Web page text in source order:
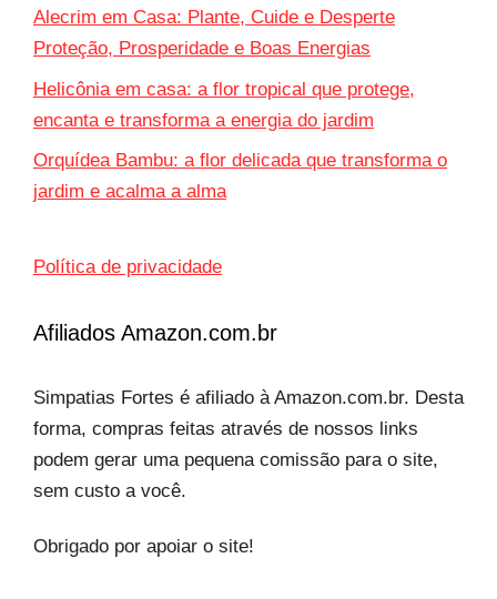
Alecrim em Casa: Plante, Cuide e Desperte
Proteção, Prosperidade e Boas Energias
Helicônia em casa: a flor tropical que protege,
encanta e transforma a energia do jardim
Orquídea Bambu: a flor delicada que transforma o
jardim e acalma a alma
Política de privacidade
Afiliados Amazon.com.br
Simpatias Fortes é afiliado à Amazon.com.br. Desta
forma, compras feitas através de nossos links
podem gerar uma pequena comissão para o site,
sem custo a você.
Obrigado por apoiar o site!